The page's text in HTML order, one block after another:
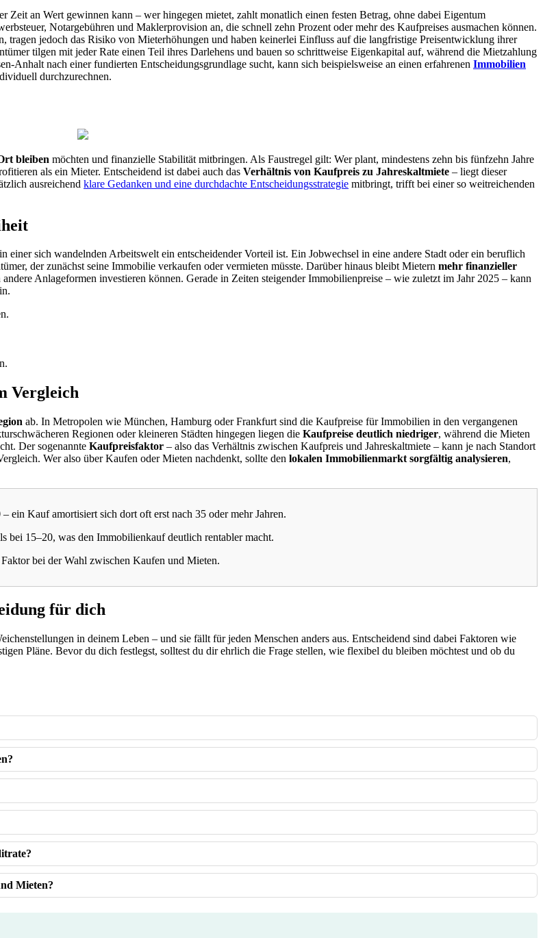
Zeit an Wert gewinnen kann – wer hingegen mietet, zahlt monatlich einen festen Betrag, ohne dabei Eigentum
Notargebühren und Maklerprovision an, die schnell zehn Prozent oder mehr des Kaufpreises ausmachen können.
tragen jedoch das Risiko von Mieterhöhungen und haben keinerlei Einfluss auf die langfristige Preisentwicklung ihrer
tilgen mit jeder Rate einen Teil ihres Darlehens und bauen so schrittweise Eigenkapital auf, während die Mietzahlung
Anhalt nach einer fundierten Entscheidungsgrundlage sucht, kann sich beispielsweise an einen erfahrenen Immobilien
durchzurechnen.
bleiben möchten und finanzielle Stabilität mitbringen. Als Faustregel gilt: Wer plant, mindestens zehn bis fünfzehn Jahre
als ein Mieter. Entscheidend ist dabei auch das Verhältnis von Kaufpreis zu Jahreskaltmiete – liegt dieser
ausreichend klare Gedanken und eine durchdachte Entscheidungsstrategie mitbringt, trifft bei einer so weitreichenden
einer sich wandelnden Arbeitswelt ein entscheidender Vorteil ist. Ein Jobwechsel in eine andere Stadt oder ein beruflich
der zunächst seine Immobilie verkaufen oder vermieten müsste. Darüber hinaus bleibt Mietern mehr finanzieller
Anlageformen investieren können. Gerade in Zeiten steigender Immobilienpreise – wie zuletzt im Jahr 2025 – kann
Vergleich
ab. In Metropolen wie München, Hamburg oder Frankfurt sind die Kaufpreise für Immobilien in den vergangenen
Regionen oder kleineren Städten hingegen liegen die Kaufpreise deutlich niedriger, während die Mieten
Der sogenannte Kaufpreisfaktor – also das Verhältnis zwischen Kaufpreis und Jahreskaltmiete – kann je nach Standort
Wer also über Kaufen oder Mieten nachdenkt, sollte den lokalen Immobilienmarkt sorgfältig analysieren,
ein Kauf amortisiert sich dort oft erst nach 35 oder mehr Jahren.
bei 15–20, was den Immobilienkauf deutlich rentabler macht.
bei der Wahl zwischen Kaufen und Mieten.
für dich
in deinem Leben – und sie fällt für jeden Menschen anders aus. Entscheidend sind dabei Faktoren wie
Pläne. Bevor du dich festlegst, solltest du dir ehrlich die Frage stellen, wie flexibel du bleiben möchtest und ob du
Mieten?